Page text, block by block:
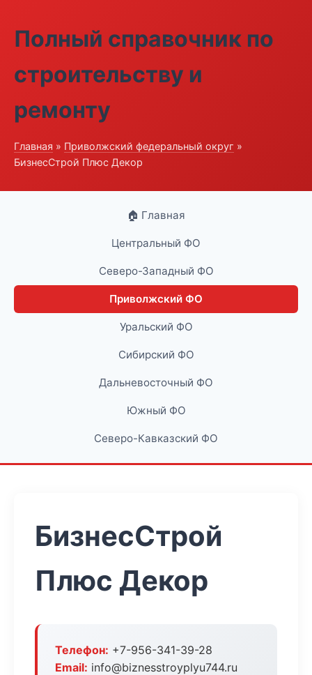
Полный справочник по
строительству и
ремонту
Главная » Приволжский федеральный округ »
БизнесСтрой Плюс Декор
🏠 Главная
Центральный ФО
Северо-Западный ФО
Приволжский ФО
Уральский ФО
Сибирский ФО
Дальневосточный ФО
Южный ФО
Северо-Кавказский ФО
БизнесСтрой
Плюс Декор
Телефон: +7-956-341-39-28
Email: info@biznesstroyplyu744.ru